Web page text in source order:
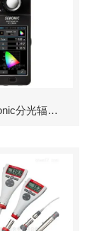
日本Sekonic分光辐射照度计